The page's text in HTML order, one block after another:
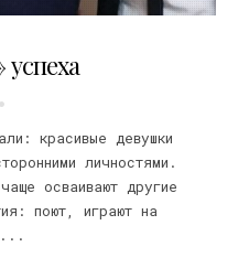
красивые девушки
личностями.
осваивают другие
поют, играют на